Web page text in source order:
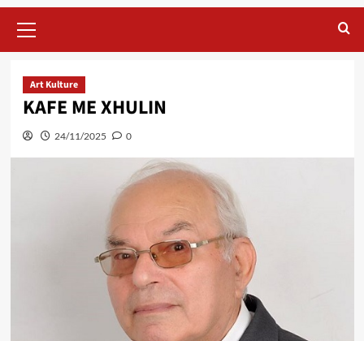
Menu
Art Kulture
KAFE ME XHULIN
24/11/2025 0